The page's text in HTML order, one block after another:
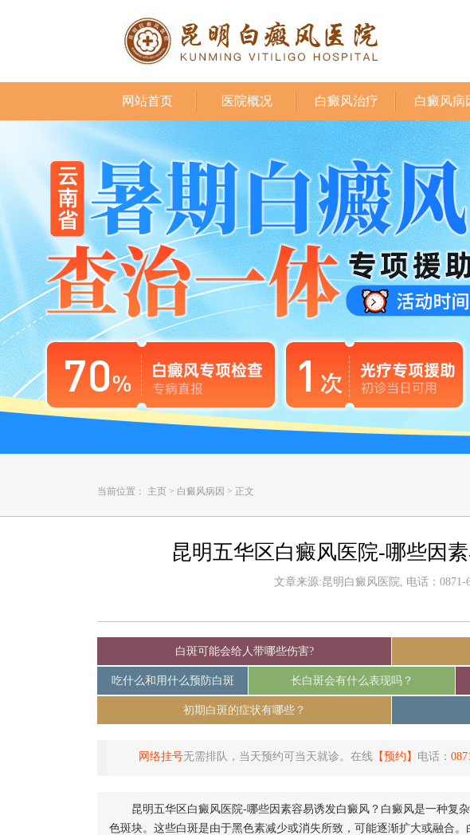
网站首页 医院概况 白癜风治疗 白癜风病
当前位置： 主页 > 白癜风病因 > 正文
昆明五华区白癜风医院-哪些因
文章来源:昆明白癜风医院, 电话：0871-
白斑可能会给人带哪些伤害?
吃什么和用什么预防白斑 长白斑会有什么表现吗？
初期白斑的症状有哪些？
网络挂号无需排队，当天预约可当天就诊。在线 【预约】 电话：
昆明五华区白癜风医院-哪些因素容易诱发白癜风？白癜风是一种复杂
色斑块。这些白斑是由于黑色素减少或消失所致，可能逐渐扩大或融合